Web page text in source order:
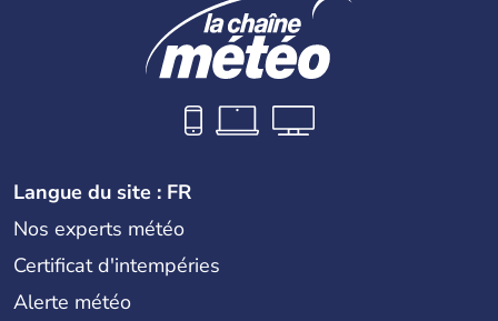
Langue du site : FR
Nos experts météo
Certificat d'intempéries
Alerte météo